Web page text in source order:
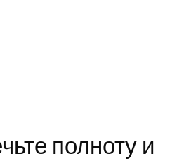
полноту и